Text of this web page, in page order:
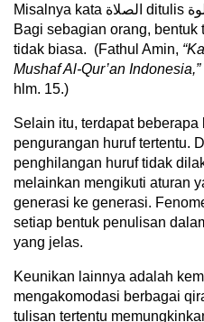
Misalnya kata الصلاة ditulis الصلوة dan الزكاة ditulis الزكوة.
Bagi sebagian orang, bentuk
tidak biasa. (Fathul Amin,
Mushaf Al-Qur’an Indonesia,”
hlm. 15.)
Selain itu, terdapat
pengurangan huruf tertentu.
penghilangan huruf tidak
melainkan mengikuti aturan
generasi ke generasi.
setiap bentuk penulisan
yang jelas.
Keunikan lainnya adalah
mengakomodasi berbagai
tulisan tertentu